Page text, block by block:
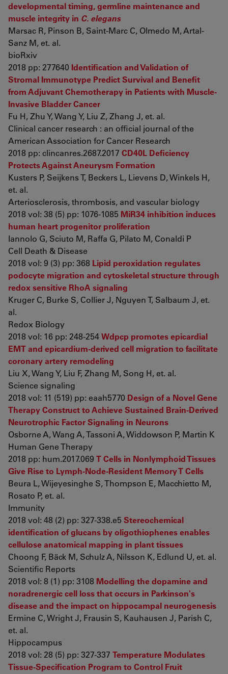
developmental timing, germline maintenance and
muscle integrity in C. elegans
Marsac R, Pinson B, Saint-Marc C, Olmedo M, Artal-
Sanz M, et. al.
bioRxiv
2018 pp: 277640 Identification and Validation of
Stromal Immunotype Predict Survival and Benefit
from Adjuvant Chemotherapy in Patients with Muscle-
Invasive Bladder Cancer
Fu H, Zhu Y, Wang Y, Liu Z, Zhang J, et. al.
Clinical cancer research : an official journal of the
American Association for Cancer Research
2018 pp: clincanres.2687.2017 CD40L Deficiency
Protects Against Aneurysm Formation
Kusters P, Seijkens T, Beckers L, Lievens D, Winkels H,
et. al.
Arteriosclerosis, thrombosis, and vascular biology
2018 vol: 38 (5) pp: 1076-1085 MiR34 inhibition induces
human heart progenitor proliferation
Iannolo G, Sciuto M, Raffa G, Pilato M, Conaldi P
Cell Death & Disease
2018 vol: 9 (3) pp: 368 Lipid peroxidation regulates
podocyte migration and cytoskeletal structure through
redox sensitive RhoA signaling
Kruger C, Burke S, Collier J, Nguyen T, Salbaum J, et.
al.
Redox Biology
2018 vol: 16 pp: 248-254Wdpcp promotes epicardial
EMT and epicardium-derived cell migration to facilitate
coronary artery remodeling
Liu X, Wang Y, Liu F, Zhang M, Song H, et. al.
Science signaling
2018 vol: 11 (519) pp: eaah5770 Design of a Novel Gene
Therapy Construct to Achieve Sustained Brain-Derived
Neurotrophic Factor Signaling in Neurons
Osborne A, Wang A, Tassoni A, Widdowson P, Martin K
Human Gene Therapy
2018 pp: hum.2017.069 T Cells in Nonlymphoid Tissues
Give Rise to Lymph-Node-Resident Memory T Cells
Beura L, Wijeyesinghe S, Thompson E, Macchietto M,
Rosato P, et. al.
Immunity
2018 vol: 48 (2) pp: 327-338.e5 Stereochemical
identification of glucans by oligothiophenes enables
cellulose anatomical mapping in plant tissues
Choong F, Bäck M, Schulz A, Nilsson K, Edlund U, et. al.
Scientific Reports
2018 vol: 8 (1) pp: 3108 Modelling the dopamine and
noradrenergic cell loss that occurs in Parkinson's
disease and the impact on hippocampal neurogenesis
Ermine C, Wright J, Frausin S, Kauhausen J, Parish C,
et. al.
Hippocampus
2018 vol: 28 (5) pp: 327-337 Temperature Modulates
Tissue-Specification Program to Control Fruit